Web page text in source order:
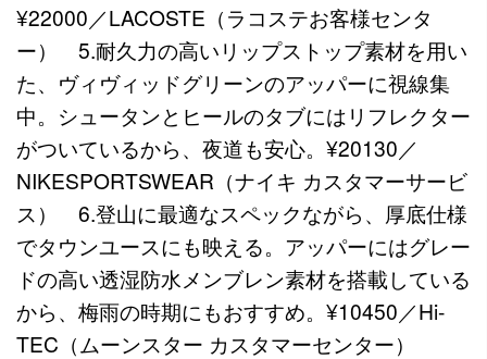
¥22000／LACOSTE（ラコステお客様センタ
ー） 5.耐久力の高いリップストップ素材を用い
た、ヴィヴィッドグリーンのアッパーに視線集
中。シュータンとヒールのタブにはリフレクター
がついているから、夜道も安心。¥20130／
NIKESPORTSWEAR（ナイキ カスタマーサービ
ス） 6.登山に最適なスペックながら、厚底仕様
でタウンユースにも映える。アッパーにはグレー
ドの高い透湿防水メンブレン素材を搭載している
から、梅雨の時期にもおすすめ。¥10450／Hi-
TEC（ムーンスター カスタマーセンター）